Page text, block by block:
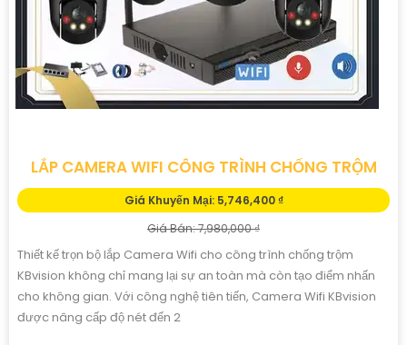
LẮP CAMERA WIFI CÔNG TRÌNH CHỐNG TRỘM
Giá Khuyến Mại: 5,746,400 ₫
Giá Bán: 7,980,000 ₫
Thiết kế trọn bộ lắp Camera Wifi cho công trình chống trộm
KBvision không chỉ mang lại sự an toàn mà còn tạo điểm nhấn
cho không gian. Với công nghệ tiên tiến, Camera Wifi KBvision
được nâng cấp độ nét đến 2